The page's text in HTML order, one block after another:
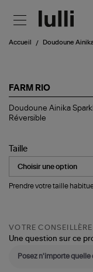
Accueil Doudoune
FARM RIO
Doudoune
Ainika
Réversible
Doudoune Ainika
Réversible
Taille
Prendre votre taille
VOTRE CONSEILLÈRE
Une question sur ce